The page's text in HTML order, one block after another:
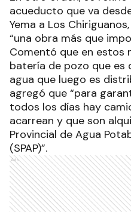
acueducto que va
Yema a Los
“una obra más que
Comentó que en estos
batería de pozo que es
agua que luego es
agregó que “para
todos los días hay
acarrean y que son
Provincial de Agua
(SPAP)”.
Ads